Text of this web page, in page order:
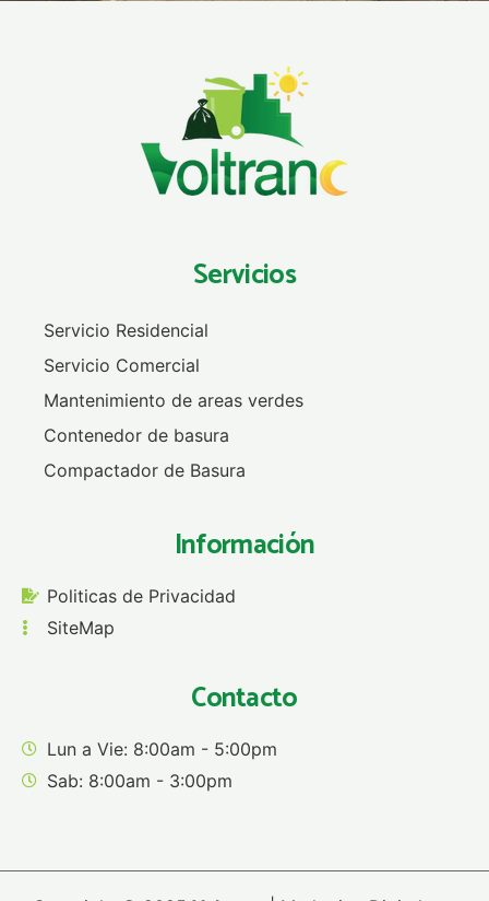
Servicios
Servicio Residencial
Servicio Comercial
Mantenimiento de areas verdes
Contenedor de basura
Compactador de Basura
Información
Politicas de Privacidad
SiteMap
Contacto
Lun a Vie: 8:00am - 5:00pm
Sab: 8:00am - 3:00pm